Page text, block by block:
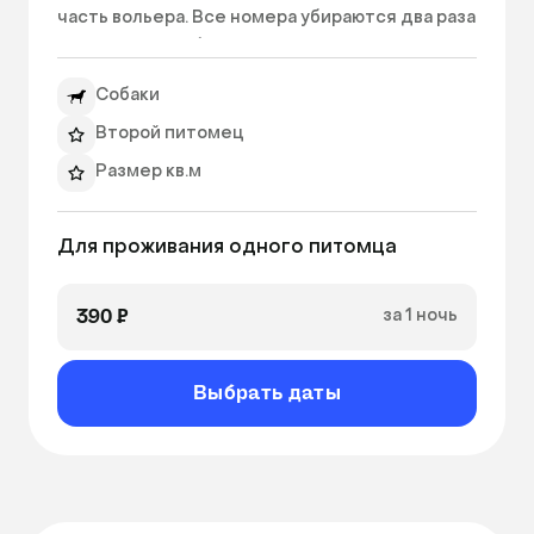
часть вольера. Все номера убираются два раза
суток собака гуляет на улице.
Собаки
Второй питомец
Размер кв.м
Для проживания одного питомца
390 ₽ за 1 ночь
Выбрать даты